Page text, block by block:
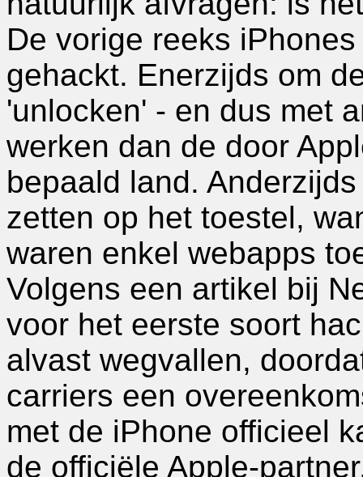
De vorige reeks
gehackt. Enerzijds om
'unlocken' - en dus met
werken dan de door
bepaald land.
zetten op het toestel,
waren enkel webapps
Volgens een artikel bij
voor het eerste soort
alvast wegvallen,
carriers een
met de iPhone officieel
de officiële Apple-